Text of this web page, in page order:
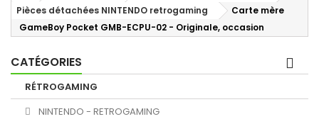
Pièces détachées NINTENDO retrogaming
Carte mère
GameBoy Pocket GMB-ECPU-02 - Originale, occasion
CATÉGORIES
RÉTROGAMING
NINTENDO - RETROGAMING